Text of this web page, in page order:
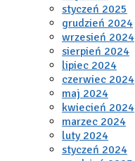
styczeń 2025
grudzień 2024
wrzesień 2024
sierpień 2024
lipiec 2024
czerwiec 2024
maj 2024
kwiecień 2024
marzec 2024
luty 2024
styczeń 2024